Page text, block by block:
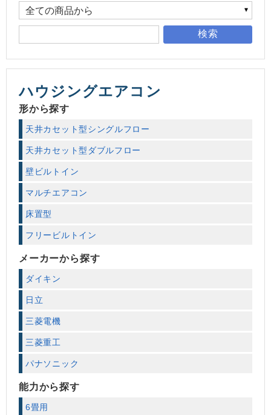
検索
ハウジングエアコン
形から探す
天井カセット型シングルフロー
天井カセット型ダブルフロー
壁ビルトイン
マルチエアコン
床置型
フリービルトイン
メーカーから探す
ダイキン
日立
三菱電機
三菱重工
パナソニック
能力から探す
6畳用